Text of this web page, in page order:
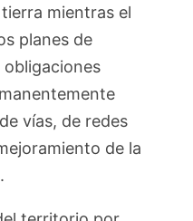
mientras el
planes de
obligaciones
vías, de redes
de la